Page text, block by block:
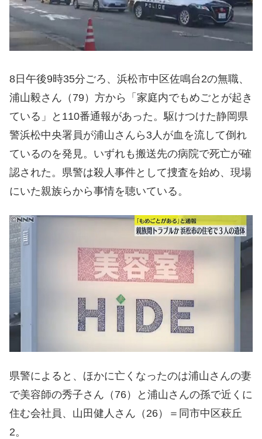
8日午後9時35分ごろ、浜松市中区佐鳴台2の無職、
浦山毅さん（79）方から「家庭内でもめごとが起き
ている」と110番通報があった。駆けつけた静岡県
警浜松中央署員が浦山さんら3人が血を流して倒れ
ているのを発見。いずれも搬送先の病院で死亡が確
認された。県警は殺人事件として捜査を始め、現場
にいた親族らから事情を聴いている。
県警によると、ほかに亡くなったのは浦山さんの妻
で美容師の秀子さん（76）と浦山さんの孫で近くに
住む会社員、山田健人さん（26）＝同市中区萩丘
2。